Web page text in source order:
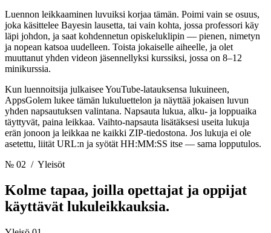
Luennon leikkaaminen luvuiksi korjaa tämän. Poimi vain se osuus,
joka käsittelee Bayesin lausetta, tai vain kohta, jossa professori käy
läpi johdon, ja saat kohdennetun opiskeluklipin — pienen, nimetyn
ja nopean katsoa uudelleen. Toista jokaiselle aiheelle, ja olet
muuttanut yhden videon jäsennellyksi kurssiksi, jossa on 8–12
minikurssia.
Kun luennoitsija julkaisee YouTube-latauksensa lukuineen,
AppsGolem lukee tämän lukuluettelon ja näyttää jokaisen luvun
yhden napsautuksen valintana. Napsauta lukua, alku- ja loppuaika
täyttyvät, paina leikkaa. Vaihto-napsauta lisätäksesi useita lukuja
erän jonoon ja leikkaa ne kaikki ZIP-tiedostona. Jos lukuja ei ole
asetettu, liität URL:n ja syötät HH:MM:SS itse — sama lopputulos.
№ 02 / Yleisöt
Kolme tapaa, joilla opettajat ja oppijat
käyttävät lukuleikkauksia.